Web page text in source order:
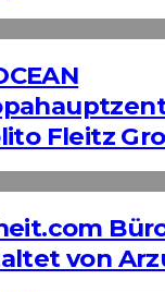
Fleitz
von